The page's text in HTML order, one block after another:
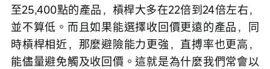
至25,400點的產品，槓桿大多在22倍到24倍左右，
並不算低。而且如果能選擇收回價更遠的產品，同
時槓桿相近，那麼避險能力更強，直搏率也更高，
能儘量避免觸及收回價。這就是為什麼我們常會以